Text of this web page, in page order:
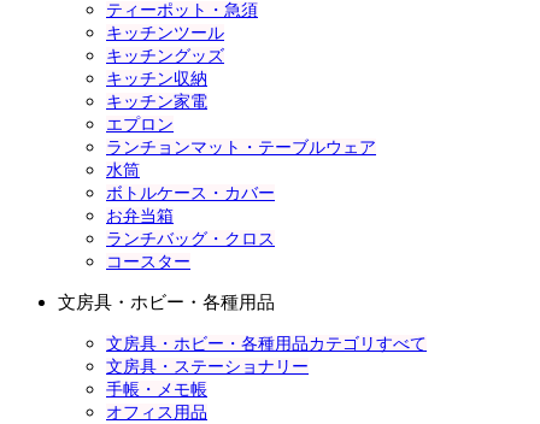
ティーポット・急須
キッチンツール
キッチングッズ
キッチン収納
キッチン家電
エプロン
ランチョンマット・テーブルウェア
水筒
ボトルケース・カバー
お弁当箱
ランチバッグ・クロス
コースター
文房具・ホビー・各種用品
文房具・ホビー・各種用品カテゴリすべて
文房具・ステーショナリー
手帳・メモ帳
オフィス用品